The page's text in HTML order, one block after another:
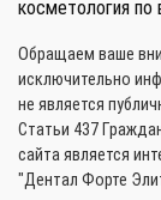
косметология по
Обращаем ваше
исключительно
не является
Статьи 437
сайта является
"Дентал Форте